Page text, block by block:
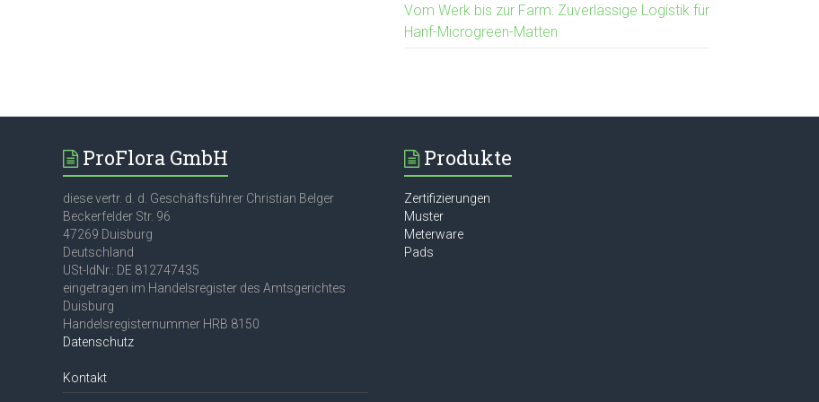
Vom Werk bis zur Farm: Zuverlässige Logistik für
Hanf-Microgreen-Matten
ProFlora GmbH
diese vertr. d. d. Geschäftsführer Christian Belger
Beckerfelder Str. 96
47269 Duisburg
Deutschland
USt-IdNr.: DE 812747435
eingetragen im Handelsregister des Amtsgerichtes
Duisburg
Handelsregisternummer HRB 8150
Datenschutz
Kontakt
Produkte
Zertifizierungen
Muster
Meterware
Pads